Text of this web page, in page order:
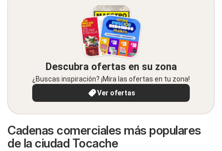
Descubra ofertas en su zona
¿Buscas inspiración? ¡Mira las ofertas en tu zona!
Ver ofertas
Cadenas comerciales más populares
de la ciudad Tocache